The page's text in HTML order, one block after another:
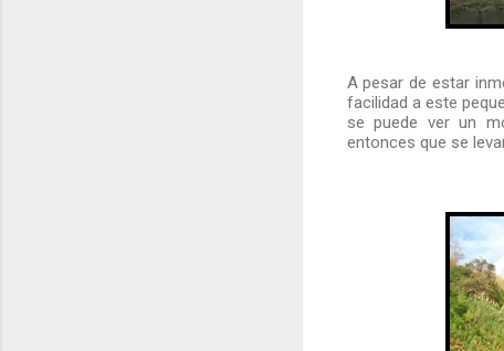
A pesar de estar
facilidad a este
se puede ver un
entonces que se